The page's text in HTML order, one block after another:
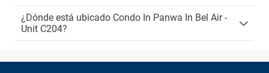
¿Dónde está ubicado Condo In Panwa In Bel Air -
Unit C204?